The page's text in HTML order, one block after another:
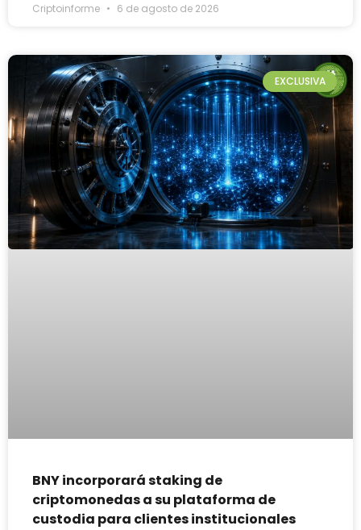
Criptoinforme 6 de agosto de 2026
EXCLUSIVA
BNY incorporará staking de
criptomonedas a su plataforma de
custodia para clientes institucionales